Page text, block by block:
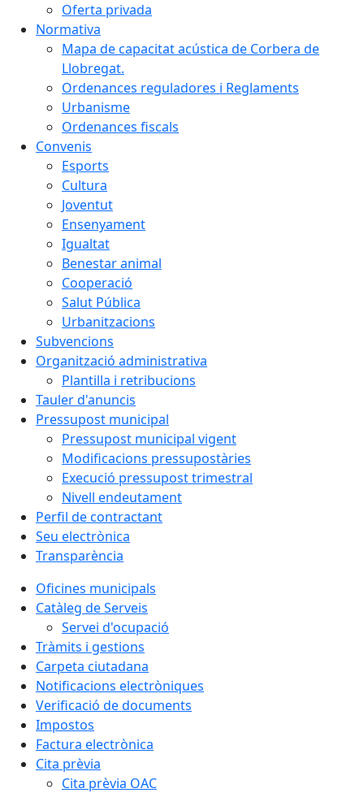
Oferta privada
Normativa
Mapa de capacitat acústica de Corbera de
Llobregat.
Ordenances reguladores i Reglaments
Urbanisme
Ordenances fiscals
Convenis
Esports
Cultura
Joventut
Ensenyament
Igualtat
Benestar animal
Cooperació
Salut Pública
Urbanitzacions
Subvencions
Organització administrativa
Plantilla i retribucions
Tauler d'anuncis
Pressupost municipal
Pressupost municipal vigent
Modificacions pressupostàries
Execució pressupost trimestral
Nivell endeutament
Perfil de contractant
Seu electrònica
Transparència
Oficines municipals
Catàleg de Serveis
Servei d'ocupació
Tràmits i gestions
Carpeta ciutadana
Notificacions electròniques
Verificació de documents
Impostos
Factura electrònica
Cita prèvia
Cita prèvia OAC